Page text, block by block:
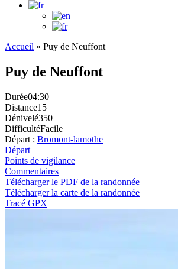
Accueil » Puy de Neuffont
Puy de Neuffont
Durée04:30
Distance15
Dénivelé350
DifficultéFacile
Départ : Bromont-lamothe
Départ
Points de vigilance
Commentaires
Télécharger le PDF de la randonnée
Télécharger la carte de la randonnée
Tracé GPX